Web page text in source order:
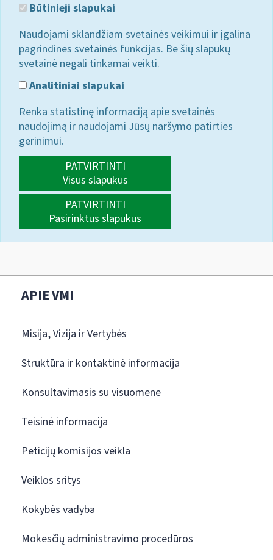
Būtinieji slapukai
Naudojami sklandžiam svetainės veikimui ir įgalina
pagrindines svetainės funkcijas. Be šių slapukų
svetainė negali tinkamai veikti.
Analitiniai slapukai
Renka statistinę informaciją apie svetainės
naudojimą ir naudojami Jūsų naršymo patirties
gerinimui.
PATVIRTINTI
Visus slapukus
PATVIRTINTI
Pasirinktus slapukus
APIE VMI
Misija, Vizija ir Vertybės
Struktūra ir kontaktinė informacija
Konsultavimasis su visuomene
Teisinė informacija
Peticijų komisijos veikla
Veiklos sritys
Kokybės vadyba
Mokesčių administravimo procedūros